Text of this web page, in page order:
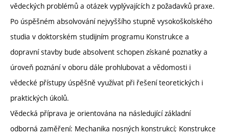
vědeckých problémů a otázek vyplývajících z požadavků praxe.
Po úspěšném absolvování nejvyššího stupně vysokoškolského
studia v doktorském studijním programu Konstrukce a
dopravní stavby bude absolvent schopen získané poznatky a
úroveň poznání v oboru dále prohlubovat a vědomosti i
vědecké přístupy úspěšně využívat při řešení teoretických i
praktických úkolů.
Vědecká příprava je orientována na následující základní
odborná zaměření: Mechanika nosných konstrukcí; Konstrukce